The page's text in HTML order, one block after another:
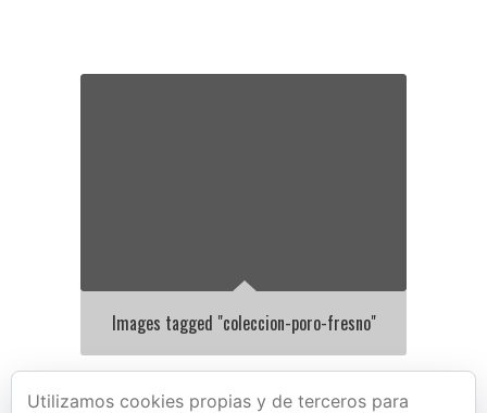
Images tagged "coleccion-poro-fresno"
Utilizamos cookies propias y de terceros para